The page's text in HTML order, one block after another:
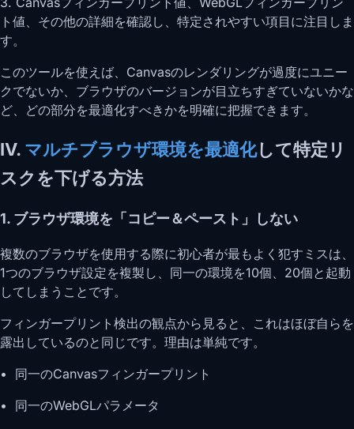
ト値、その他の詳細を確認し、特定されやすい項目に注目しま
す。
このツールを使えば、Canvasのレンダリングが過度にユニー
クでないか、ブラウザのバージョンが目立ちすぎていないかな
ど、どの部分を最適化すべきかを明確に把握できます。
IV. マルチブラウザ環境を最適化して特定リ
スクを下げる方法
1. ブラウザ環境を「コピー＆ペースト」しない
複数のブラウザを使用する際に初心者が最もよく犯すミスは、
1つのブラウザ設定を複製し、同一の環境を10個、20個と起動
してしまうことです。
フィンガープリント検出の観点から見ると、これはほぼ自らを
露出しているのと同じです。理由は単純です。
• 同一のCanvasフィンガープリント
• 同一のWebGLパラメータ